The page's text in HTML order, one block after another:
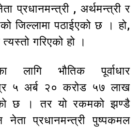
प्रधानमन्त्री , अर्थमन्त्री र
जिल्लामा पठाईएको छ । हो,
गरिएको हो ।
लागि भौतिक पूर्वाधार
५ अर्ब २० करोड ५७ लाख
छ । तर यो रकमको झण्डै
प्रधानमन्त्री पुष्पकमल